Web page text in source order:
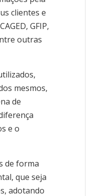
clientes e
GFIP,
outras
mesmos,
de
e o
de forma
que seja
adotando